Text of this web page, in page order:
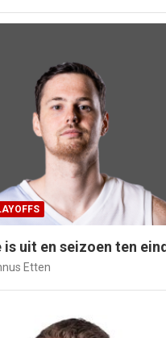
uit en seizoen ten
Etten